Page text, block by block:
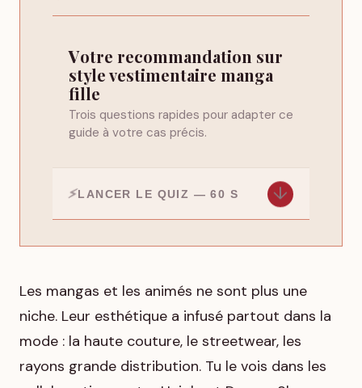
Votre recommandation sur
style vestimentaire manga
fille
Trois questions rapides pour adapter ce
guide à votre cas précis.
LANCER LE QUIZ — 60 S ↓
Les mangas et les animés ne sont plus une
niche. Leur esthétique a infusé partout dans la
mode : la haute couture, le streetwear, les
rayons grande distribution. Tu le vois dans les